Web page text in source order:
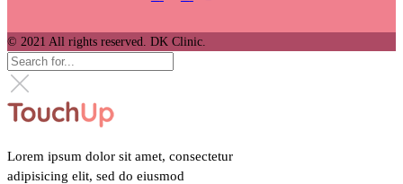
© 2021 All rights reserved. DK Clinic.
Lorem ipsum dolor sit amet, consectetur
adipisicing elit, sed do eiusmod